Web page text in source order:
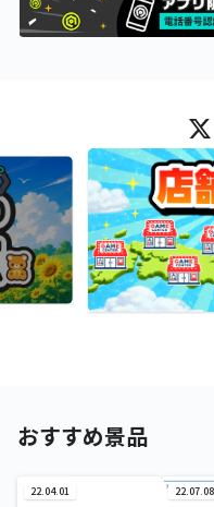
おすすめ景品
22.04.01 22.07.08